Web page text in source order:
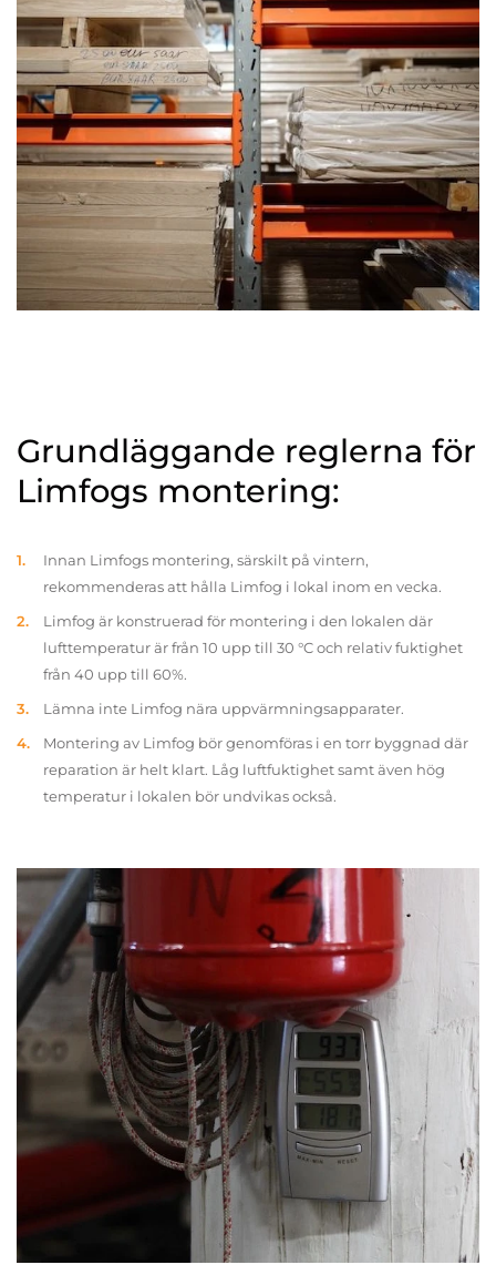
Grundläggande reglerna för
Limfogs montering:
Innan Limfogs montering, särskilt på vintern,
rekommenderas att hålla Limfog i lokal inom en vecka.
Limfog är konstruerad för montering i den lokalen där
lufttemperatur är från 10 upp till 30 °C och relativ fuktighet
från 40 upp till 60%.
Lämna inte Limfog nära uppvärmningsapparater.
Montering av Limfog bör genomföras i en torr byggnad där
reparation är helt klart. Låg luftfuktighet samt även hög
temperatur i lokalen bör undvikas också.